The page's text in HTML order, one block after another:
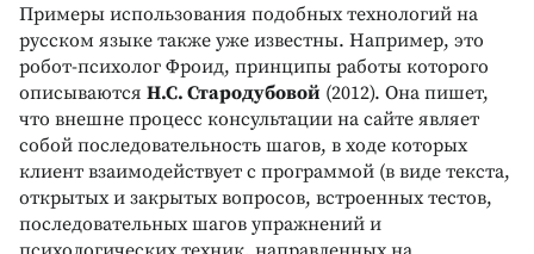
Примеры использования подобных технологий на
русском языке также уже известны. Например, это
робот-психолог Фроид, принципы работы которого
описываются Н.С. Стародубовой (2012). Она пишет,
что внешне процесс консультации на сайте являет
собой последовательность шагов, в ходе которых
клиент взаимодействует с программой (в виде текста,
открытых и закрытых вопросов, встроенных тестов,
последовательных шагов упражнений и